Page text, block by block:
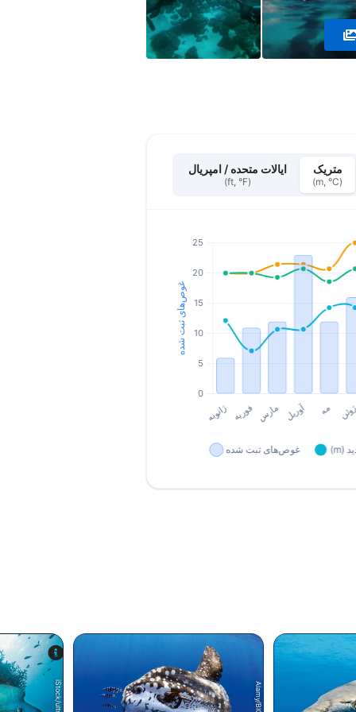
متریک
(m, °C)
ایالات متحده / امپریال
(ft, °F)